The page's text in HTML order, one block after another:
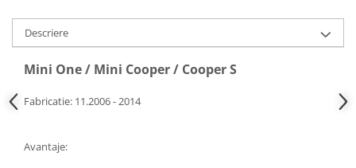
Accesorii auto
Incalzire scaune
Stergatoare auto
Lumini ambientale
Descriere
Mini One / Mini Cooper / Cooper S
Fabricatie: 11.2006 - 2014
Avantaje: